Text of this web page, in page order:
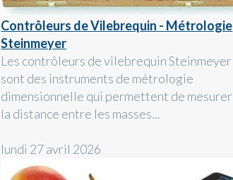
Contrôleurs de Vilebrequin - Métrologie
Steinmeyer
Les contrôleurs de vilebrequin Steinmeyer
sont des instruments de métrologie
dimensionnelle qui permettent de mesurer
la distance entre les masses...
lundi 27 avril 2026